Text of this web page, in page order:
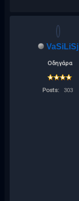
VaSiLiSj
Οδηγάρα
Posts: 303